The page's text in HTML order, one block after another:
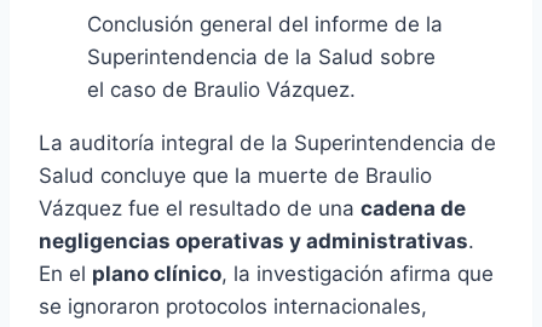
Conclusión general del informe de la
Superintendencia de la Salud sobre
el caso de Braulio Vázquez.
La auditoría integral de la Superintendencia de
Salud concluye que la muerte de Braulio
Vázquez fue el resultado de una cadena de
negligencias operativas y administrativas.
En el plano clínico, la investigación afirma que
se ignoraron protocolos internacionales,